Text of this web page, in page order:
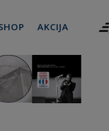
AKCIJA